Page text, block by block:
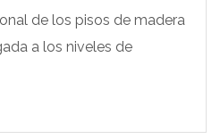
de los pisos de madera
a los niveles de